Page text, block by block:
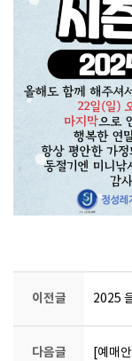
이전글 2025
다음글 [예매